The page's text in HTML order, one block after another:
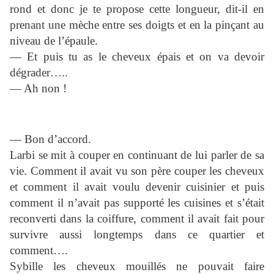
rond et donc je te propose cette longueur, dit-il en
prenant une mèche entre ses doigts et en la pinçant au
niveau de l’épaule.
— Et puis tu as le cheveux épais et on va devoir
dégrader…..
— Ah non !
— Bon d’accord.
Larbi se mit à couper en continuant de lui parler de sa
vie. Comment il avait vu son père couper les cheveux
et comment il avait voulu devenir cuisinier et puis
comment il n’avait pas supporté les cuisines et s’était
reconverti dans la coiffure, comment il avait fait pour
survivre aussi longtemps dans ce quartier et
comment….
Sybille les cheveux mouillés ne pouvait faire